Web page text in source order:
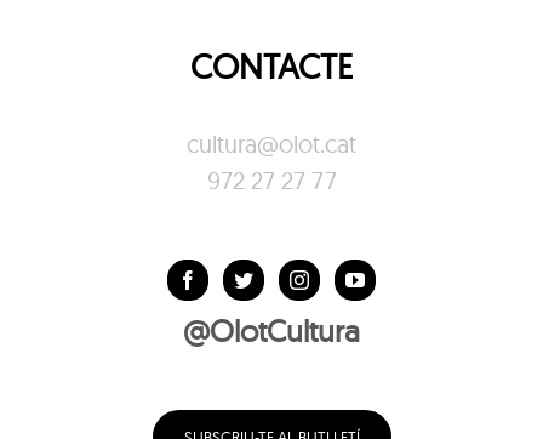
CONTACTE
cultura@olot.cat
972 27 27 77
@OlotCultura